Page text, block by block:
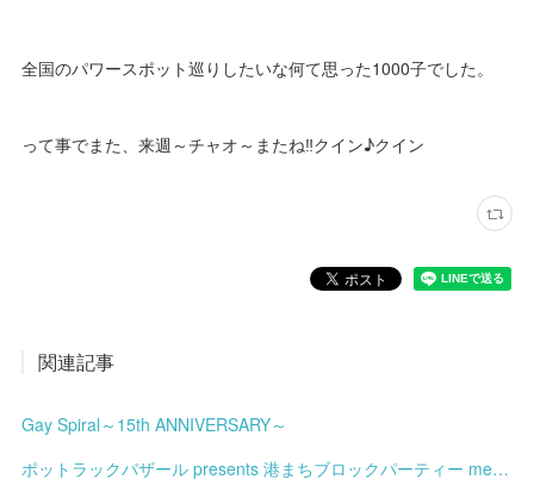
全国のパワースポット巡りしたいな何て思った1000子でした。
って事でまた、来週～チャオ～またね‼クイン♪クイン
関連記事
Gay Spiral～15th ANNIVERSARY～
ポットラックバザール presents 港まちブロックパーティー meets みなと土曜市